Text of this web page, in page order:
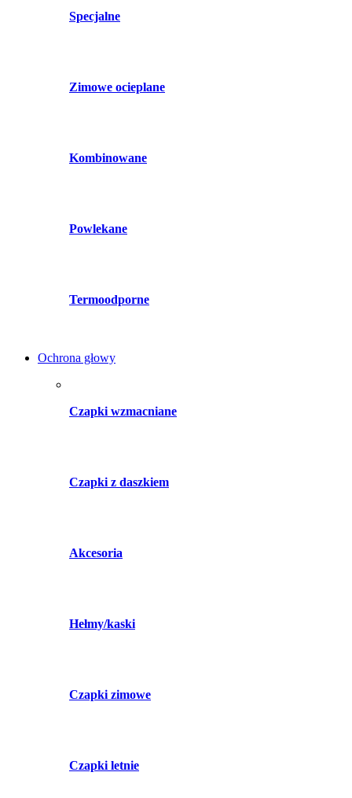
Specjalne
Zimowe ocieplane
Kombinowane
Powlekane
Termoodporne
Ochrona głowy
Czapki wzmacniane
Czapki z daszkiem
Akcesoria
Hełmy/kaski
Czapki zimowe
Czapki letnie